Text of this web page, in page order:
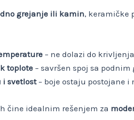
grejanje ili kamin, keramičke
– ne dolazi do
toplote – savršen spoj sa podnim
i svetlost– boje ostaju postojane i
čine idealnim rešenjem za